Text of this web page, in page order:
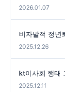
2026.01.07
비자발적 정년
2025.12.26
kt이사회 행태
2025.12.11